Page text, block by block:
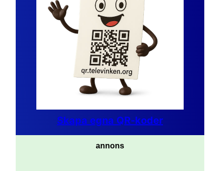
Skapa egna QR-koder
annons